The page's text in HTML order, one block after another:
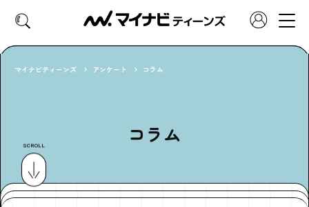
トレンド スクールライフ
マイナビティーンズ アンケート コラム
コラム